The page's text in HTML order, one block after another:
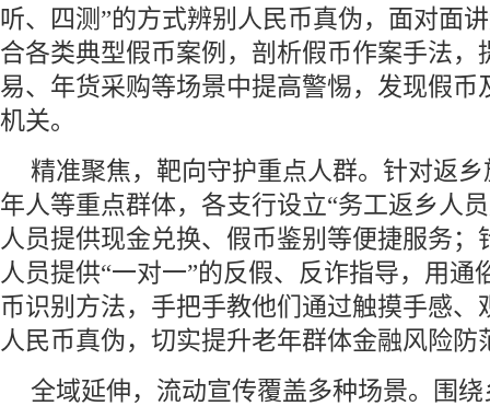
听、四测”的方式辨别人民币真伪，面对面
合各类典型假币案例，剖析假币作案手法，
易、年货采购等场景中提高警惕，发现假币
机关。
精准聚焦，靶向守护重点人群。针对返
年人等重点群体，各支行设立“务工返乡人
人员提供现金兑换、假币鉴别等便捷服务；
人员提供“一对一”的反假、反诈指导，用通
币识别方法，手把手教他们通过触摸手感、
人民币真伪，切实提升老年群体金融风险防
全域延伸，流动宣传覆盖多种场景。围